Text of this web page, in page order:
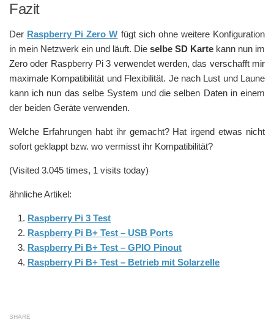
Fazit
Der Raspberry Pi Zero W fügt sich ohne weitere Konfiguration
in mein Netzwerk ein und läuft. Die selbe SD Karte kann nun im
Zero oder Raspberry Pi 3 verwendet werden, das verschafft mir
maximale Kompatibilität und Flexibilität. Je nach Lust und Laune
kann ich nun das selbe System und die selben Daten in einem
der beiden Geräte verwenden.
Welche Erfahrungen habt ihr gemacht? Hat irgend etwas nicht
sofort geklappt bzw. wo vermisst ihr Kompatibilität?
(Visited 3.045 times, 1 visits today)
ähnliche Artikel:
Raspberry Pi 3 Test
Raspberry Pi B+ Test – USB Ports
Raspberry Pi B+ Test – GPIO Pinout
Raspberry Pi B+ Test – Betrieb mit Solarzelle
SHARE